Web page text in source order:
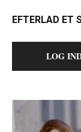
EFTERLAD ET
LOG